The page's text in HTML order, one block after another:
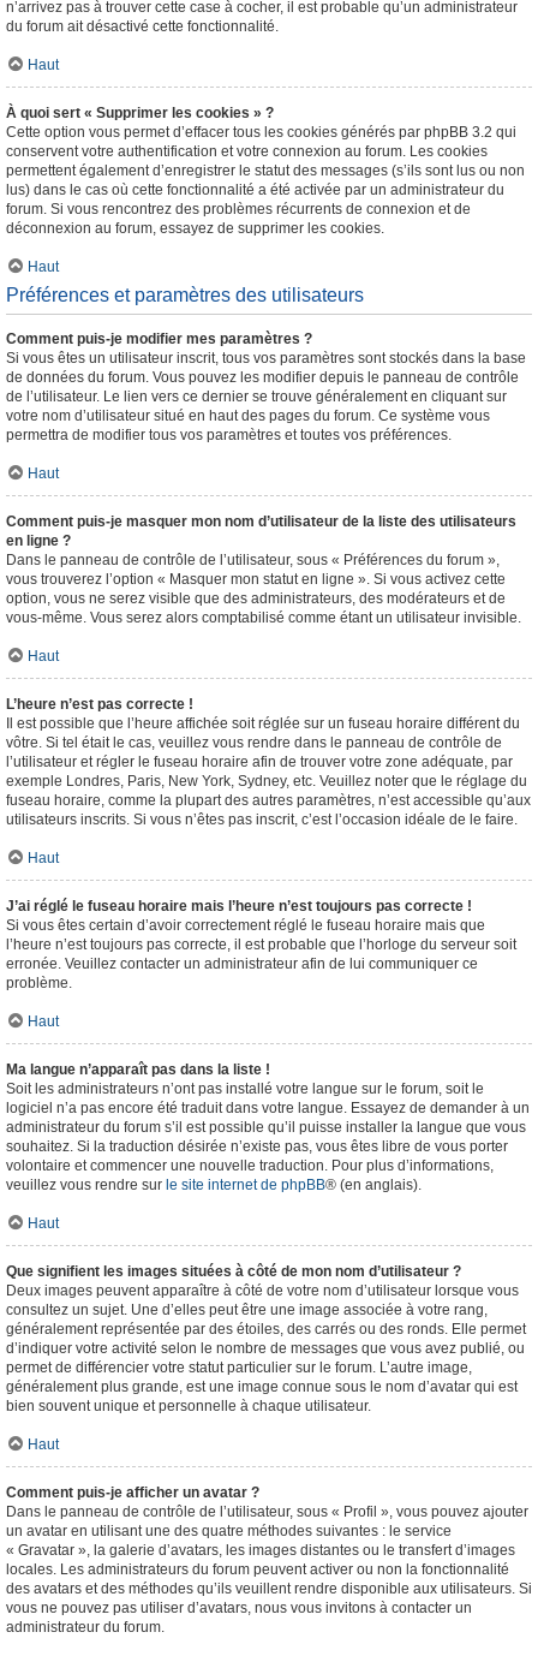
n’arrivez pas à trouver cette case à cocher, il est probable qu’un administrateur
du forum ait désactivé cette fonctionnalité.
Haut
À quoi sert « Supprimer les cookies » ?
Cette option vous permet d’effacer tous les cookies générés par phpBB 3.2 qui
conservent votre authentification et votre connexion au forum. Les cookies
permettent également d’enregistrer le statut des messages (s’ils sont lus ou non
lus) dans le cas où cette fonctionnalité a été activée par un administrateur du
forum. Si vous rencontrez des problèmes récurrents de connexion et de
déconnexion au forum, essayez de supprimer les cookies.
Haut
Préférences et paramètres des utilisateurs
Comment puis-je modifier mes paramètres ?
Si vous êtes un utilisateur inscrit, tous vos paramètres sont stockés dans la base
de données du forum. Vous pouvez les modifier depuis le panneau de contrôle
de l’utilisateur. Le lien vers ce dernier se trouve généralement en cliquant sur
votre nom d’utilisateur situé en haut des pages du forum. Ce système vous
permettra de modifier tous vos paramètres et toutes vos préférences.
Haut
Comment puis-je masquer mon nom d’utilisateur de la liste des utilisateurs
en ligne ?
Dans le panneau de contrôle de l’utilisateur, sous « Préférences du forum »,
vous trouverez l’option « Masquer mon statut en ligne ». Si vous activez cette
option, vous ne serez visible que des administrateurs, des modérateurs et de
vous-même. Vous serez alors comptabilisé comme étant un utilisateur invisible.
Haut
L’heure n’est pas correcte !
Il est possible que l’heure affichée soit réglée sur un fuseau horaire différent du
vôtre. Si tel était le cas, veuillez vous rendre dans le panneau de contrôle de
l’utilisateur et régler le fuseau horaire afin de trouver votre zone adéquate, par
exemple Londres, Paris, New York, Sydney, etc. Veuillez noter que le réglage du
fuseau horaire, comme la plupart des autres paramètres, n’est accessible qu’aux
utilisateurs inscrits. Si vous n’êtes pas inscrit, c’est l’occasion idéale de le faire.
Haut
J’ai réglé le fuseau horaire mais l’heure n’est toujours pas correcte !
Si vous êtes certain d’avoir correctement réglé le fuseau horaire mais que
l’heure n’est toujours pas correcte, il est probable que l’horloge du serveur soit
erronée. Veuillez contacter un administrateur afin de lui communiquer ce
problème.
Haut
Ma langue n’apparaît pas dans la liste !
Soit les administrateurs n’ont pas installé votre langue sur le forum, soit le
logiciel n’a pas encore été traduit dans votre langue. Essayez de demander à un
administrateur du forum s’il est possible qu’il puisse installer la langue que vous
souhaitez. Si la traduction désirée n’existe pas, vous êtes libre de vous porter
volontaire et commencer une nouvelle traduction. Pour plus d’informations,
veuillez vous rendre sur le site internet de phpBB® (en anglais).
Haut
Que signifient les images situées à côté de mon nom d’utilisateur ?
Deux images peuvent apparaître à côté de votre nom d’utilisateur lorsque vous
consultez un sujet. Une d’elles peut être une image associée à votre rang,
généralement représentée par des étoiles, des carrés ou des ronds. Elle permet
d’indiquer votre activité selon le nombre de messages que vous avez publié, ou
permet de différencier votre statut particulier sur le forum. L’autre image,
généralement plus grande, est une image connue sous le nom d’avatar qui est
bien souvent unique et personnelle à chaque utilisateur.
Haut
Comment puis-je afficher un avatar ?
Dans le panneau de contrôle de l’utilisateur, sous « Profil », vous pouvez ajouter
un avatar en utilisant une des quatre méthodes suivantes : le service
« Gravatar », la galerie d’avatars, les images distantes ou le transfert d’images
locales. Les administrateurs du forum peuvent activer ou non la fonctionnalité
des avatars et des méthodes qu’ils veuillent rendre disponible aux utilisateurs. Si
vous ne pouvez pas utiliser d’avatars, nous vous invitons à contacter un
administrateur du forum.